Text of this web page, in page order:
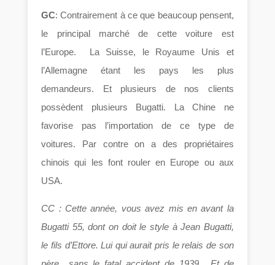
GC: Contrairement à ce que beaucoup pensent,
le principal marché de cette voiture est
l’Europe. La Suisse, le Royaume Unis et
l’Allemagne étant les pays les plus
demandeurs. Et plusieurs de nos clients
possèdent plusieurs Bugatti. La Chine ne
favorise pas l’importation de ce type de
voitures. Par contre on a des propriétaires
chinois qui les font rouler en Europe ou aux
USA.
CC : Cette année, vous avez mis en avant la
Bugatti 55, dont on doit le style à Jean Bugatti,
le fils d’Ettore. Lui qui aurait pris le relais de son